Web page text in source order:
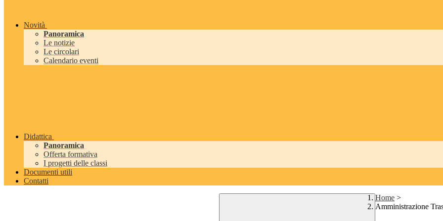
Novità
Panoramica
Le notizie
Le circolari
Calendario eventi
Didattica
Panoramica
Offerta formativa
I progetti delle classi
Documenti utili
Contatti
Home >
Amministrazione